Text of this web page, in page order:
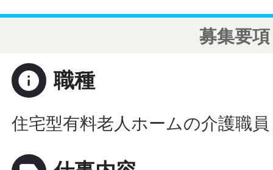
募集要項
info 職種
住宅型有料老人ホームの介護職員